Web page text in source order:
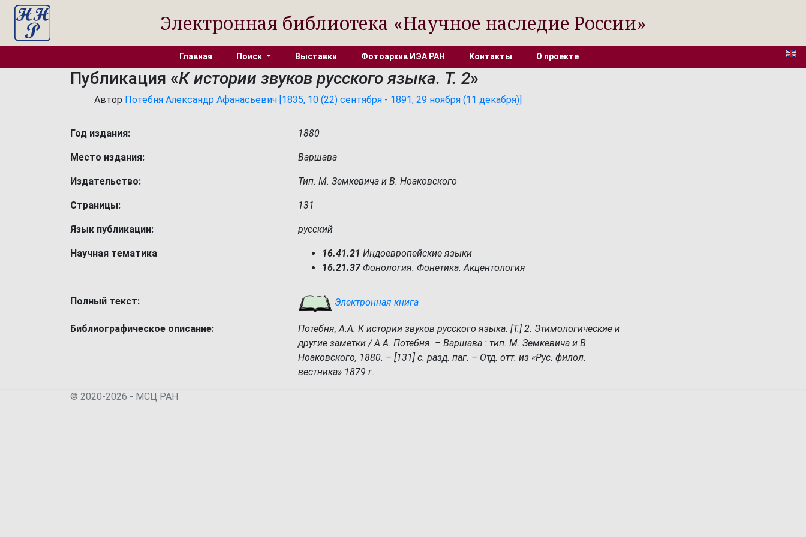
Электронная библиотека «Научное наследие России»
Главная Поиск Выставки Фотоархив ИЭА РАН Контакты О проекте
Публикация «К истории звуков русского языка. Т. 2»
Автор Потебня Александр Афанасьевич [1835, 10 (22) сентября - 1891, 29 ноября (11 декабря)]
Год издания: 1880
Место издания: Варшава
Издательство: Тип. М. Земкевича и В. Ноаковского
Страницы: 131
Язык публикации: русский
Научная тематика 16.41.21 Индоевропейские языки
16.21.37Фонология. Фонетика. Акцентология
Полный текст: Электронная книга
Библиографическое описание:
Потебня, А.А. К истории звуков русского языка. [Т.] 2. Этимологические и
другие заметки / А.А. Потебня. – Варшава : тип. М. Земкевича и В.
Ноаковского, 1880. – [131] с. разд. паг. – Отд. отт. из «Рус. филол.
вестника» 1879 г.
© 2020-2026 - МСЦ РАН